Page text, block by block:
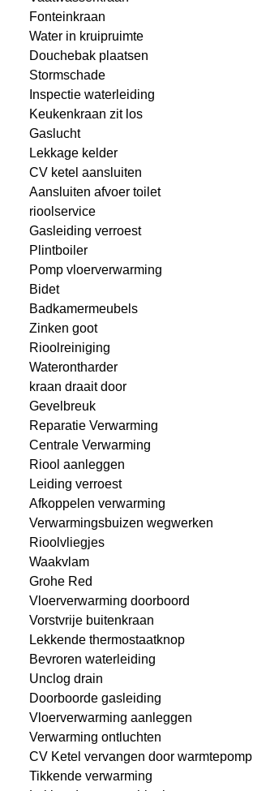
Fonteinkraan
Water in kruipruimte
Douchebak plaatsen
Stormschade
Inspectie waterleiding
Keukenkraan zit los
Gaslucht
Lekkage kelder
CV ketel aansluiten
Aansluiten afvoer toilet
rioolservice
Gasleiding verroest
Plintboiler
Pomp vloerverwarming
Bidet
Badkamermeubels
Zinken goot
Rioolreiniging
Waterontharder
kraan draait door
Gevelbreuk
Reparatie Verwarming
Centrale Verwarming
Riool aanleggen
Leiding verroest
Afkoppelen verwarming
Verwarmingsbuizen wegwerken
Rioolvliegjes
Waakvlam
Grohe Red
Vloerverwarming doorboord
Vorstvrije buitenkraan
Lekkende thermostaatknop
Bevroren waterleiding
Unclog drain
Doorboorde gasleiding
Vloerverwarming aanleggen
Verwarming ontluchten
CV Ketel vervangen door warmtepomp
Tikkende verwarming